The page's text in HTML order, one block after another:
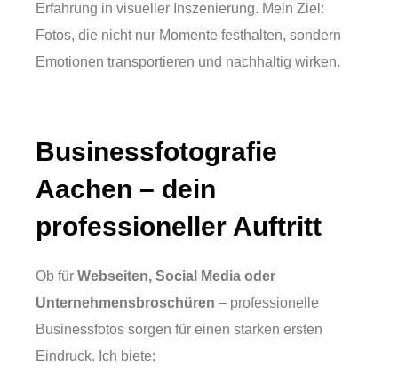
Erfahrung in visueller Inszenierung. Mein Ziel:
Fotos, die nicht nur Momente festhalten, sondern
Emotionen transportieren und nachhaltig wirken.
Businessfotografie
Aachen – dein
professioneller Auftritt
Ob für Webseiten, Social Media oder
Unternehmensbroschüren – professionelle
Businessfotos sorgen für einen starken ersten
Eindruck. Ich biete: